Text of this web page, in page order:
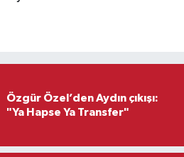
Özgür Özel’den Aydın çıkışı:
"Ya Hapse Ya Transfer"